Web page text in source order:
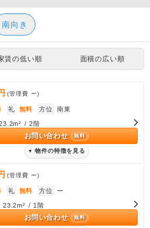
南向き
賃の低い順 面積の広い順
(管理費 ー)
礼 無料 方位 南東
/ 2階
お問い合わせ 無料
▼ 物件の特徴を見る
(管理費 ー)
礼 無料 方位 ー
23.2m² / 1階
お問い合わせ 無料